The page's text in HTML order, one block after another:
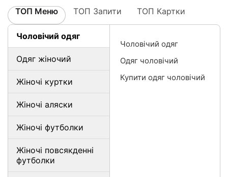
ТОП Меню ТОП Запити ТОП Картки
Чоловічий одяг
Одяг жіночий
Жіночі куртки
Жіночі аляски
Жіночі футболки
Жіночі повсякденні
футболки
Чоловічий одяг
Одяг чоловічий
Купити одяг чоловічий